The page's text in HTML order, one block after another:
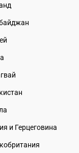
и Герцеговина